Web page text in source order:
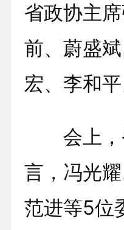
省政协主
前、蔚盛
宏、李和
会上，
言，冯光
范进等5位